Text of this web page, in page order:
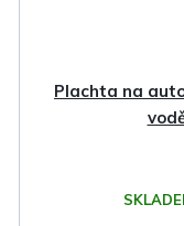
Plachta na